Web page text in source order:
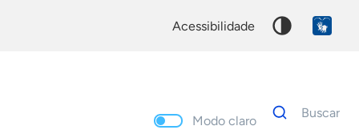
acessibilidade
Modo claro
Dados
para
Buscar